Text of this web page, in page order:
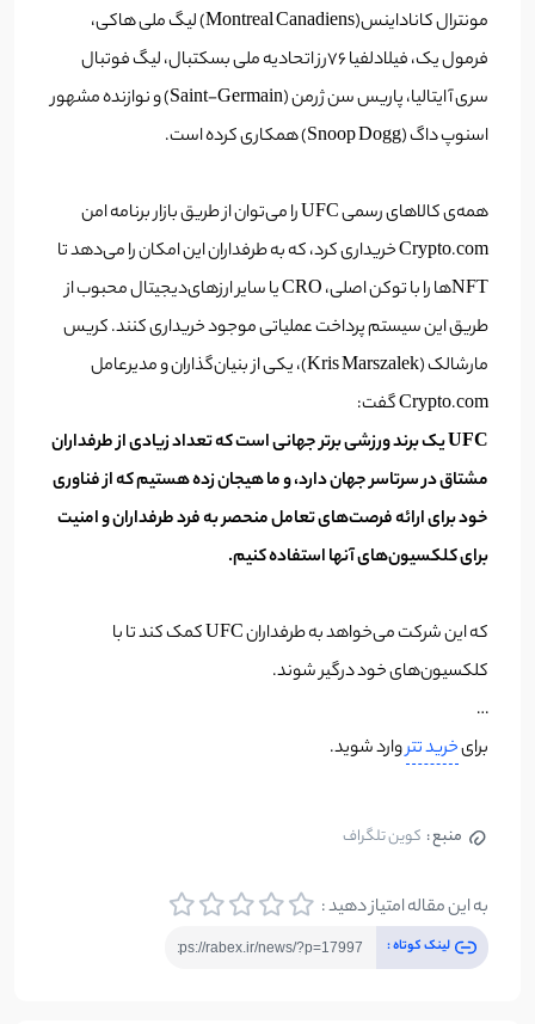
مونترال کاناداینس(Montreal Canadiens) لیگ ملی هاکی،
فرمول یک، فیلادلفیا ۷۶رز اتحادیه ملی بسکتبال، لیگ فوتبال
سری آ ایتالیا، پاریس سن ژرمن (Saint-Germain) و نوازنده مشهور
اسنوپ داگ (Snoop Dogg) همکاری کرده است.
همه‌ی
کالاهای رسمی UFC را می‌توان از طریق بازار برنامه امن
Crypto.com خریداری کرد، که به طرفداران این امکان را می‌دهد تا
NFT‌ها را با توکن اصلی، CRO یا سایر ارزهای‌دیجیتال محبوب از
طریق این سیستم پرداخت عملیاتی موجود خریداری کنند.کریس
مارشالک (Kris Marszalek)، یکی از بنیان‌گذاران و مدیرعامل
Crypto.com گفت:
UFC یک برند ورزشی برتر جهانی است که تعداد زیادی از طرفداران
مشتاق در سرتاسر جهان دارد، و ما هیجان زده هستیم که از فناوری
خود برای ارائه فرصت‌های تعامل منحصر به فرد طرفداران و امنیت
برای کلکسیون‌های آنها استفاده کنیم.
که این شرکت می‌خواهد به طرفداران UFC کمک کند تا با
کلکسیون‌های خود درگیر شوند.
…
برایخرید تتروارد شوید.
منبع : کوین تلگراف
به این مقاله امتیاز دهید :
لینک کوتاه :